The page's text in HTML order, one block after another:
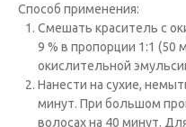
Способ применения:
Cмешать краситель с
9 % в пропорции 1:1 (50
окислительной
Нанести на сухие,
минут. При большом
волосах на 40 минут.